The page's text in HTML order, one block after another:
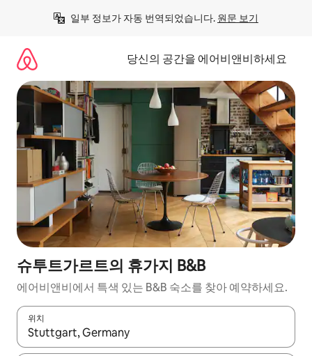
일부 정보가 자동 번역되었습니다. 원문 보기
당신의 공간을 에어비앤비하세요
슈투트가르트의 휴가지 B&B
에어비앤비에서 특색 있는 B&B 숙소를 찾아 예약하세요.
위치
결과가 나오면 위·아래 화살표 키를 사용하거나 터치 또는 스와이